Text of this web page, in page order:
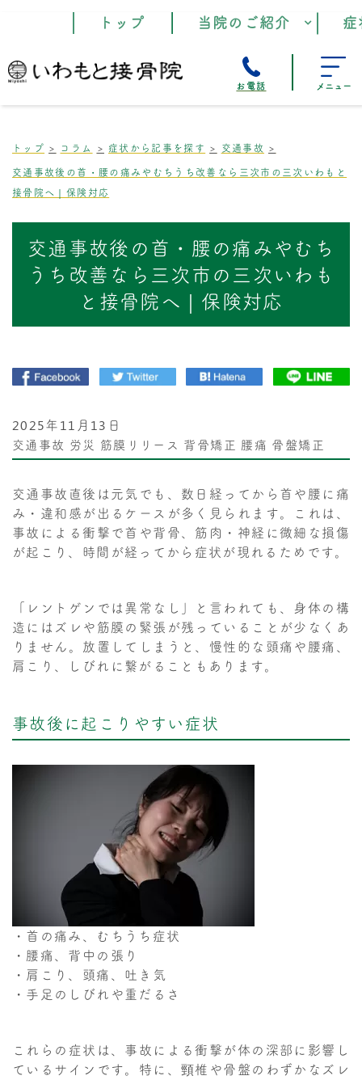
トップ 当院のご紹介
お電話 メニュー
トップ コラム 症状から記事を探す
交通事故
交通事故後の首・腰の痛みやむちうち改善なら三次市の三次いわもと
接骨院へ｜保険対応
交通事故後の首・腰の痛みやむち
うち改善なら三次市の三次いわも
と接骨院へ｜保険対応
2025年11月13日
交通事故 労災 筋膜リリース 背骨矯正 腰痛 骨盤矯正
交通事故直後は元気でも、数日経ってから首や腰に痛
み・違和感が出るケースが多く見られます。これは、
事故による衝撃で首や背骨、筋肉・神経に微細な損傷
が起こり、時間が経ってから症状が現れるためです。
「レントゲンでは異常なし」と言われても、身体の構
造にはズレや筋膜の緊張が残っていることが少なくあ
りません。放置してしまうと、慢性的な頭痛や腰痛、
肩こり、しびれに繋がることもあります。
事故後に起こりやすい症状
・首の痛み、むちうち症状
・腰痛、背中の張り
・肩こり、頭痛、吐き気
・手足のしびれや重だるさ
これらの症状は、事故による衝撃が体の深部に影響し
ているサインです。特に、頸椎や骨盤のわずかなズレ